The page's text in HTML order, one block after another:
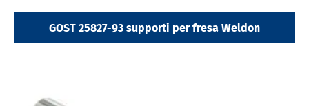
GOST 25827-93 supporti per fresa Weldon